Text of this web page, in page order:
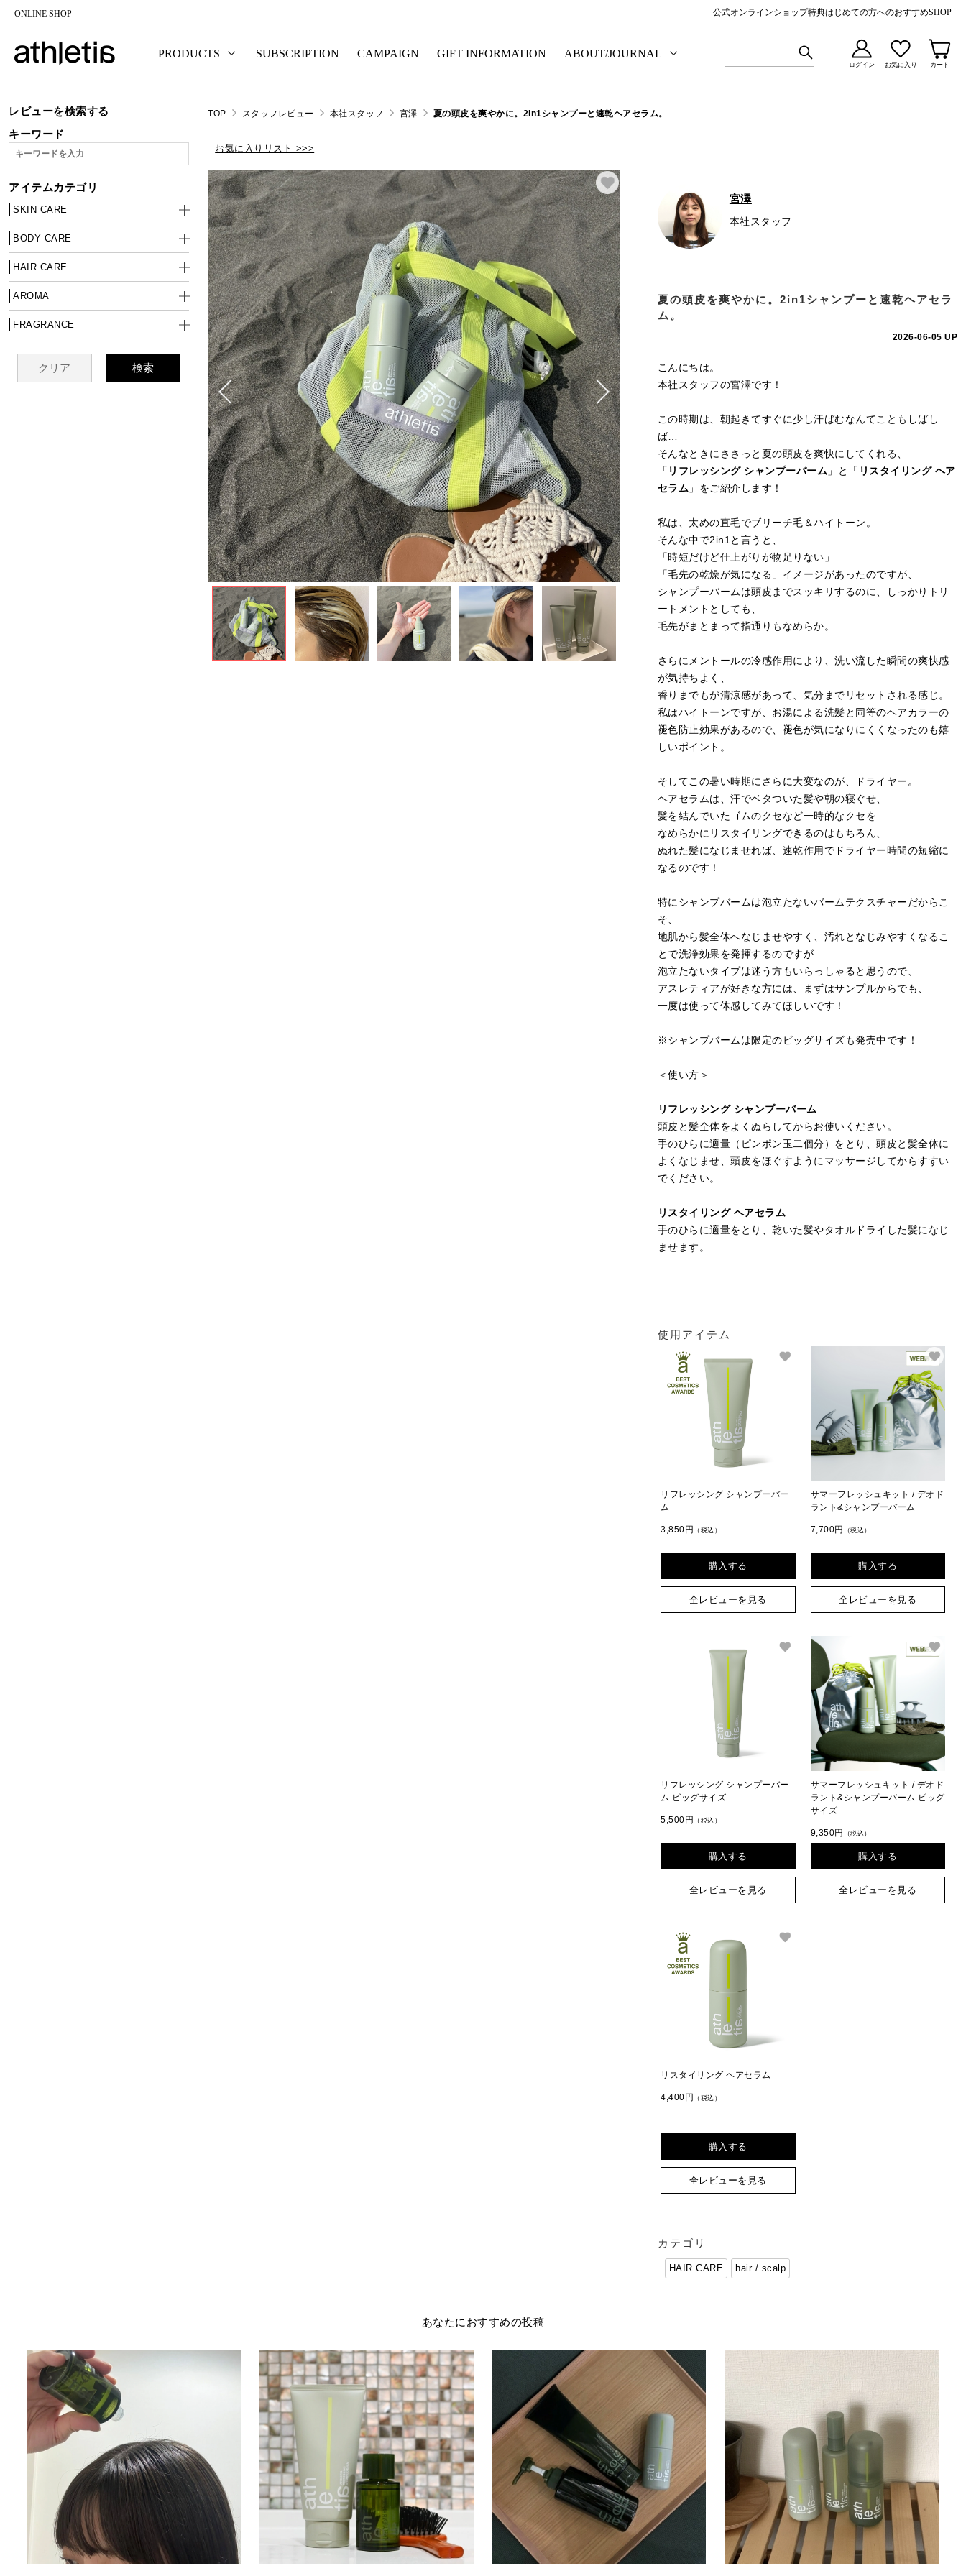
ONLINE SHOP 公式オンラインショップ特典はじめての方へのおすすめSHOP
PRODUCTS SUBSCRIPTION CAMPAIGN GIFT INFORMATION ABOUT/JOURNAL
ログイン お気に入り カート
レビューを検索する
キーワード
アイテムカテゴリ
SKIN CARE
BODY CARE
HAIR CARE
AROMA
FRAGRANCE
TOP スタッフレビュー 本社スタッフ 宮澤 夏の頭皮を爽やかに。2in1シャンプーと速乾ヘアセラム。
お気に入りリスト >>>
宮澤
本社スタッフ
夏の頭皮を爽やかに。2in1シャンプーと速乾ヘアセラ
ム。
2026-06-05 UP
こんにちは。
本社スタッフの宮澤です！
この時期は、朝起きてすぐに少し汗ばむなんてこともしばし
ば…
そんなときにささっと夏の頭皮を爽快にしてくれる、
「 リフレッシング シャンプーバーム 」と「 リスタイリング ヘア
セラム 」をご紹介します！
私は、太めの直毛でブリーチ毛＆ハイトーン。
そんな中で2in1と言うと、
「時短だけど仕上がりが物足りない」
「毛先の乾燥が気になる」イメージがあったのですが、
シャンプーバームは頭皮までスッキリするのに、しっかりトリ
ートメントとしても、
毛先がまとまって指通りもなめらか。
さらにメントールの冷感作用により、洗い流した瞬間の爽快感
が気持ちよく、
香りまでもが清涼感があって、気分までリセットされる感じ。
私はハイトーンですが、お湯による洗髪と同等のヘアカラーの
褪色防止効果があるので、褪色が気になりにくくなったのも嬉
しいポイント。
そしてこの暑い時期にさらに大変なのが、ドライヤー。
ヘアセラムは、汗でベタついた髪や朝の寝ぐせ、
髪を結んでいたゴムのクセなど一時的なクセを
なめらかにリスタイリングできるのはもちろん、
ぬれた髪になじませれば、速乾作用でドライヤー時間の短縮に
なるのです！
特にシャンプバームは泡立たないバームテクスチャーだからこ
そ、
地肌から髪全体へなじませやすく、汚れとなじみやすくなるこ
とで洗浄効果を発揮するのですが…
泡立たないタイプは迷う方もいらっしゃると思うので、
アスレティアが好きな方には、まずはサンプルからでも、
一度は使って体感してみてほしいです！
※シャンプバームは限定のビッグサイズも発売中です！
＜使い方＞
リフレッシング シャンプーバーム
頭皮と髪全体をよくぬらしてからお使いください。
手のひらに適量（ピンポン玉二個分）をとり、頭皮と髪全体に
よくなじませ、頭皮をほぐすようにマッサージしてからすすい
でください。
リスタイリング ヘアセラム
手のひらに適量をとり、乾いた髪やタオルドライした髪になじ
ませます。
使用アイテム
リフレッシング シャンプーバー
ム
3,850円 （税込）
購入する
全レビューを見る
サマーフレッシュキット / デオド
ラント&シャンプーバーム
7,700円 （税込）
購入する
全レビューを見る
リフレッシング シャンプーバー
ム ビッグサイズ
5,500円 （税込）
購入する
全レビューを見る
サマーフレッシュキット / デオド
ラント&シャンプーバーム ビッグ
サイズ
9,350円 （税込）
購入する
全レビューを見る
リスタイリング ヘアセラム
4,400円 （税込）
購入する
全レビューを見る
カテゴリ
HAIR CARE hair / scalp
あなたにおすすめの投稿